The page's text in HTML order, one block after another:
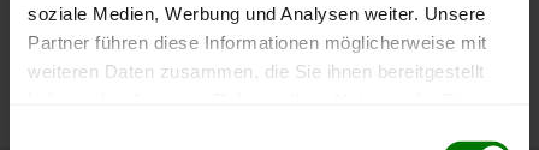
soziale Medien, Werbung und Analysen weiter. Unsere
Partner führen diese Informationen möglicherweise mit
weiteren Daten zusammen, die Sie ihnen bereitgestellt
Die aktuelle Preisentwicklung für Holzpellets in Deutschland
können Sie jederzeit auf unsererPelletspreise-Seite
nachvollziehen.